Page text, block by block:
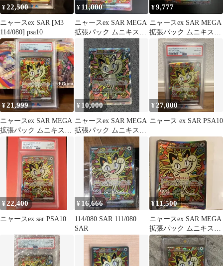
¥22,500
ニャースex SAR [M3
114/080] psa10
¥ 11,000
ニャースex SAR MEGA
拡張パック ムニキスゼ
ロ 114/080
¥9,777
ニャースex SAR MEGA
拡張パック ムニキスゼ
ロ キラ 114/080
¥21,999
ニャースex SAR MEGA
拡張パック ムニキスゼ
ロ キラ PSA10
¥ 10,000
ニャースex SAR MEGA
拡張パック ムニキスゼ
ロ キラ 114/080
¥ 27,000
ニャース ex SAR PSA10
¥22,400
ニャースex sar PSA10
¥ 16,666
114/080 SAR 111/080
SAR
¥ 11,500
ニャースex SAR MEGA
拡張パック ムニキスゼ
ロ キラ 114/080